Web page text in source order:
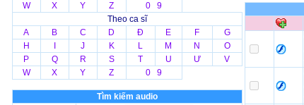
W
X Y Z
0 9
Theo ca sĩ
A
B C D Đ E F
G
H
J K L M N
O
P
Q R S T U Ư
V
W
X Y Z 0 9
Tìm kiếm audio